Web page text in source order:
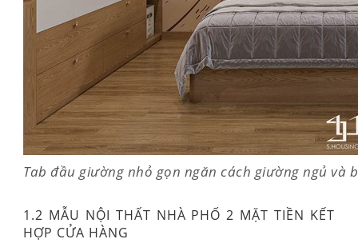
Tab đầu giường nhỏ gọn ngăn cách giường ngủ và
1.2 MẪU NỘI THẤT NHÀ PHỐ 2 MẶT TIỀN KẾT
HỢP CỬA HÀNG